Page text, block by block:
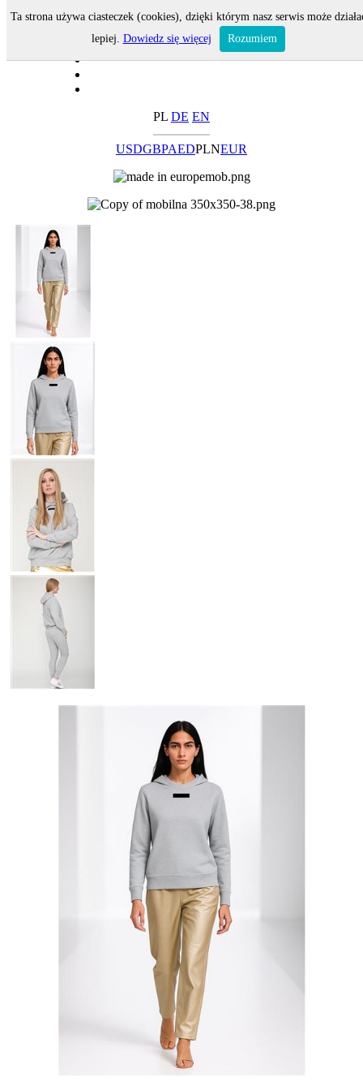
PL DE EN
USDGBPAEDPLNEUR
Ta strona używa ciasteczek (cookies), dzięki którym nasz serwis może
lepiej. Dowiedz się więcej Rozumiem